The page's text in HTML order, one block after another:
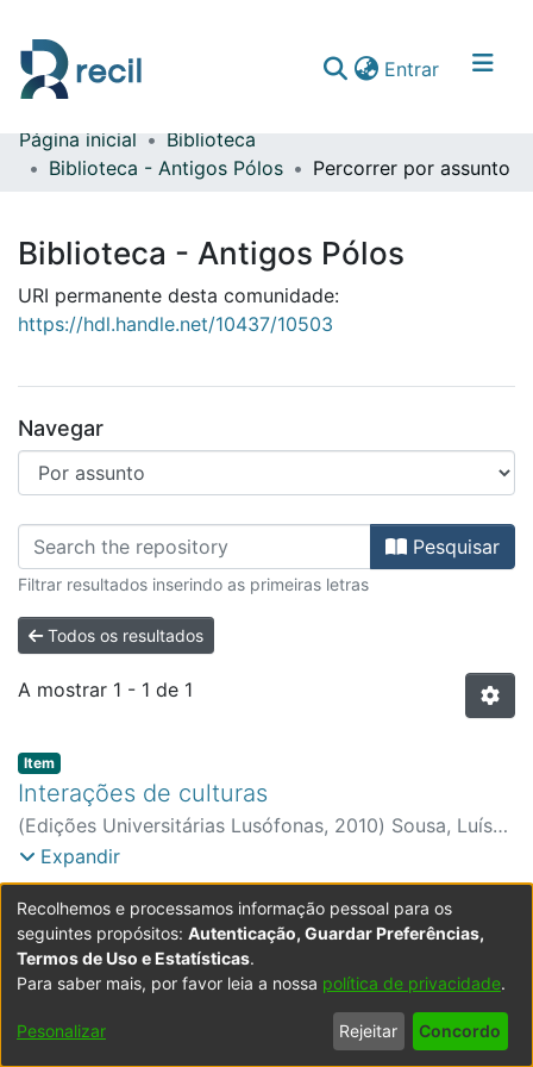
Entrar(current)
Comunidades & Coleções
Página inicial
Biblioteca
Biblioteca - Antigos Pólos
Percorrer por assunto
Biblioteca - Antigos Pólos
URI permanente desta comunidade:
https://hdl.handle.net/10437/10503
Navegar
Percorrer Biblioteca - AntigosPesquisar
Filtrar resultados inserindo as primeiras letras
Todos os resultados
A mostrar 1 - 1 de 1
Item type:
Item,
Interações de culturas
(Edições Universitárias Lusófonas, 2010) Sousa, Luís
Manuel Manana de
Expandir
Powered by DSpace Copyright © 2003-2026LYRASIS
Configurações
Política de
Privacidade
Termos
de Uso
Contacte-
nos
Recolhemos e processamos informação pessoal para os
seguintes propósitos: Autenticação, Guardar Preferências,
Termos de Uso e Estatísticas.
Para saber mais, por favor leia a nossa política de privacidade.
Pesonalizar Rejeitar Concordo